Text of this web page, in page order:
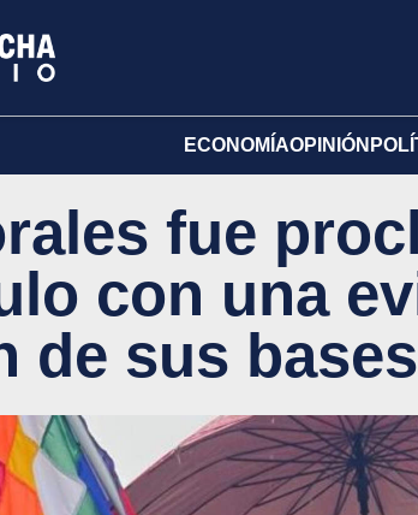
ECONOMÍAOPINIÓN
fue
con una
de sus bases